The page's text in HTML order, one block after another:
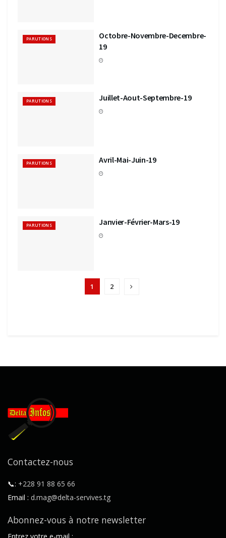
PARUTIONS
Octobre-Novembre-Decembre-
19
PARUTIONS Juillet-Aout-Septembre-19
PARUTIONS Avril-Mai-Juin-19
PARUTIONS Janvier-Février-Mars-19
1 2
Contactez-nous
📞: +228 91 88 65 66
Email : d.mag@delta-servives.tg
Abonnez-vous à notre newsletter
Entrez votre e-mail :